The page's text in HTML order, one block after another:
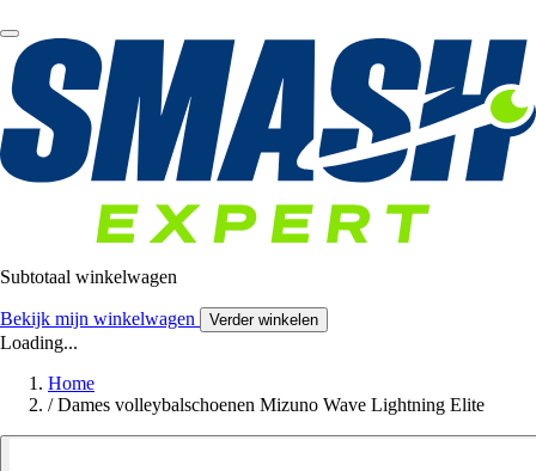
Subtotaal winkelwagen
Bekijk mijn winkelwagen Verder winkelen
Loading...
Home
/ Dames volleybalschoenen Mizuno Wave Lightning Elite